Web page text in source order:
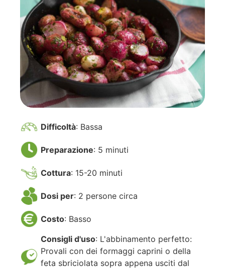
Difficoltà: Bassa
Preparazione: 5 minuti
Cottura: 15-20 minuti
Dosi per: 2 persone circa
Costo: Basso
Consigli d'uso: L'abbinamento perfetto:
Provali con dei formaggi caprini o della
feta sbriciolata sopra appena usciti dal